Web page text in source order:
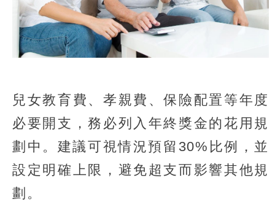
兒女教育費、孝親費、保險配置等年度
必要開支，務必列入年終獎金的花用規
劃中。建議可視情況預留30%比例，並
設定明確上限，避免超支而影響其他規
劃。